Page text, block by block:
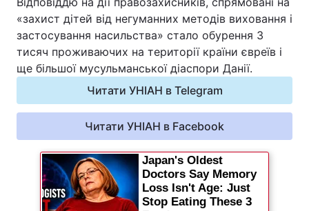
Цікавинки Погода
Відео з Youtube Статті
Думки
Вакансії
Контакти
«захист дітей від негуманних методів виховання і
застосування насильства» стало обурення 3
тисяч проживаючих на території країни євреїв і
ще більшої мусульманської діаспори Данії.
Читати УНІАН в Telegram
Читати УНІАН в Facebook